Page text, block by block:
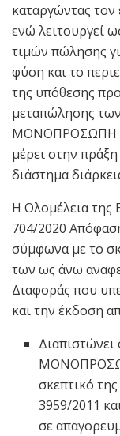
καταργώντας
ενώ λειτουργεί
τιμών πώλησης
φύση και το
της υπόθεσης
μεταπώλησης
ΜΟΝΟΠΡΟΣΩΠΗ
μέρει στην
διάστημα
Η Ολομέλεια της
704/2020
σύμφωνα με το
των ως άνω
Διαφοράς που
και την έκδοση
Διαπιστώνει
σκεπτικό
3959/2011
σε